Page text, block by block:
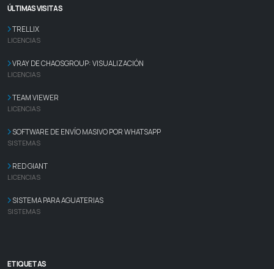
ÚLTIMAS VISITAS
TRELLIX
LICENCIAS
VRAY DE CHAOSGROUP: VISUALIZACIÓN
LICENCIAS
TEAM VIEWER
LICENCIAS
SOFTWARE DE ENVÍO MASIVO POR WHATSAPP
SISTEMAS
RED GIANT
LICENCIAS
SISTEMA PARA AGUATERIAS
SISTEMAS
ETIQUETAS